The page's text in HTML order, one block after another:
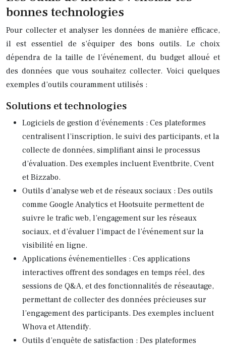
bonnes technologies
Pour collecter et analyser les données de manière efficace,
il est essentiel de s’équiper des bons outils. Le choix
dépendra de la taille de l’événement, du budget alloué et
des données que vous souhaitez collecter. Voici quelques
exemples d’outils couramment utilisés :
Solutions et technologies
Logiciels de gestion d’événements : Ces plateformes
centralisent l’inscription, le suivi des participants, et la
collecte de données, simplifiant ainsi le processus
d’évaluation. Des exemples incluent Eventbrite, Cvent
et Bizzabo.
Outils d’analyse web et de réseaux sociaux : Des outils
comme Google Analytics et Hootsuite permettent de
suivre le trafic web, l’engagement sur les réseaux
sociaux, et d’évaluer l’impact de l’événement sur la
visibilité en ligne.
Applications événementielles : Ces applications
interactives offrent des sondages en temps réel, des
sessions de Q&A, et des fonctionnalités de réseautage,
permettant de collecter des données précieuses sur
l’engagement des participants. Des exemples incluent
Whova et Attendify.
Outils d’enquête de satisfaction : Des plateformes